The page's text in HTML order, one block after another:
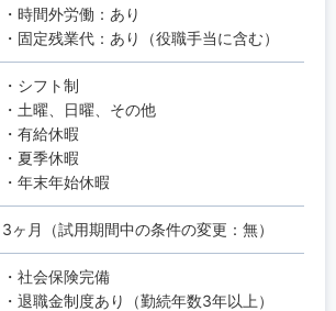
・時間外労働：あり
・固定残業代：あり（役職手当に含む）
・シフト制
・土曜、日曜、その他
・有給休暇
・夏季休暇
・年末年始休暇
3ヶ月（試用期間中の条件の変更：無）
・社会保険完備
・退職金制度あり（勤続年数3年以上）